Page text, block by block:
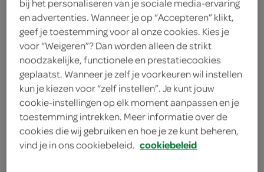
stevige bonensoep voor een warm moment, snel op
te warmen
goed voor 2-3 kommen stevige bruine
bonensoep
serveer met een echte Unox rookworst
even opwarmen in de magnetron of een pan
bij het personaliseren van je sociale media-ervaring
en advertenties. Wanneer je op “Accepteren” klikt,
geef je toestemming voor al onze cookies. Kies je
voor “Weigeren”? Dan worden alleen de strikt
noodzakelijke, functionele en prestatiecookies
geplaatst. Wanneer je zelf je voorkeuren wil instellen
kun je kiezen voor “zelf instellen”. Je kunt jouw
cookie-instellingen op elk moment aanpassen en je
toestemming intrekken. Meer informatie over de
cookies die wij gebruiken en hoe je ze kunt beheren,
vind je in ons cookiebeleid. cookiebeleid